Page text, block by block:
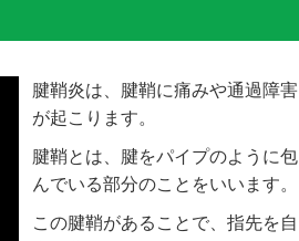
腱鞘炎は、腱鞘に痛みや通過障害
が起こります。
腱鞘とは、腱をパイプのように包
んでいる部分のことをいいます。
この腱鞘があることで、指先を自